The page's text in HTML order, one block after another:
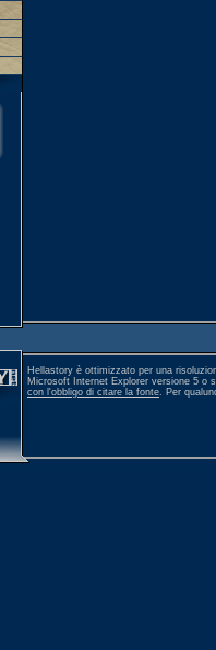
Hellastory è ottimizzato per una
Microsoft Internet Explorer versione 5 o
con l'obbligo di citare la fonte. Per